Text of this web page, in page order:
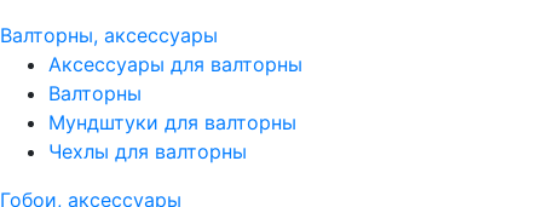
Валторны, аксессуары
Аксессуары для валторны
Валторны
Мундштуки для валторны
Чехлы для валторны
Гобои, аксессуары